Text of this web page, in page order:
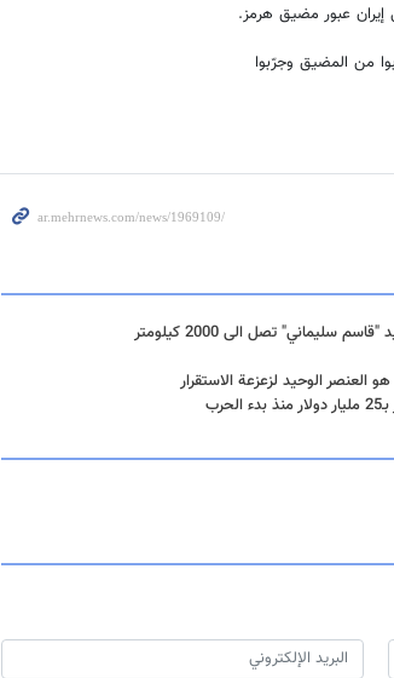
إيران عبور مضيق هرمز.
من المضيق وجرّبوا
تصل الی 2000 كيلومتر
العنصر الوحيد لزعزعة الاستقرار